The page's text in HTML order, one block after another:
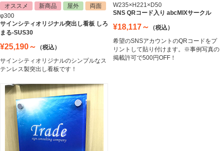
オススメ
新商品 屋外
両面
φ300
サインシティオリジナル突出し看板 しろ
まる-SUS30
¥25,190～
（税込）
サインシティオリジナルのシンプルなス
テンレス製突出し看板です！
W235×H221×D50
SNS QRコード入り abcMIXサークル
¥18,117～
（税込）
希望のSNSアカウントのQRコードをプ
リントして貼り付けます。※事例写真の
掲載許可で500円OFF！